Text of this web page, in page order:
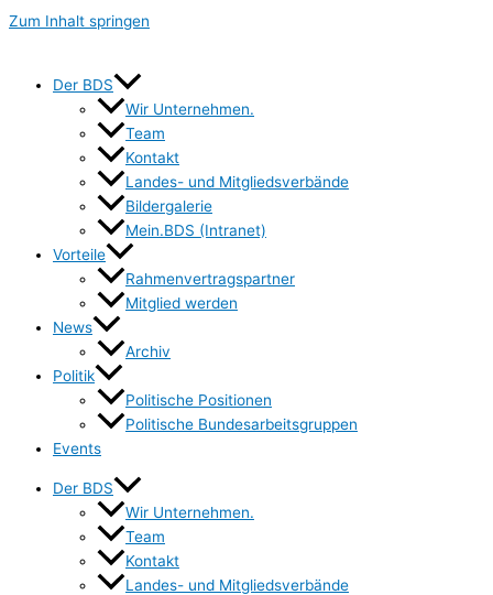
Zum Inhalt springen
Der BDS
Wir Unternehmen.
Team
Kontakt
Landes- und Mitgliedsverbände
Bildergalerie
Mein.BDS (Intranet)
Vorteile
Rahmenvertragspartner
Mitglied werden
News
Archiv
Politik
Politische Positionen
Politische Bundesarbeitsgruppen
Events
Der BDS
Wir Unternehmen.
Team
Kontakt
Landes- und Mitgliedsverbände